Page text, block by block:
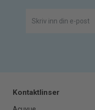
Kontaktlinser